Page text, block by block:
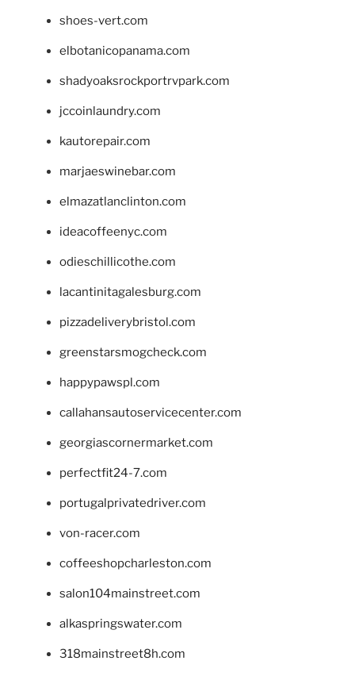
shoes-vert.com
elbotanicopanama.com
shadyoaksrockportrvpark.com
jccoinlaundry.com
kautorepair.com
marjaeswinebar.com
elmazatlanclinton.com
ideacoffeenyc.com
odieschillicothe.com
lacantinitagalesburg.com
pizzadeliverybristol.com
greenstarsmogcheck.com
happypawspl.com
callahansautoservicecenter.com
georgiascornermarket.com
perfectfit24-7.com
portugalprivatedriver.com
von-racer.com
coffeeshopcharleston.com
salon104mainstreet.com
alkaspringswater.com
318mainstreet8h.com